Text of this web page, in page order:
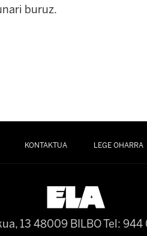
buruz.
KONTAKTUA LEGE OHARRA
13 48009 BILBOTel: 944